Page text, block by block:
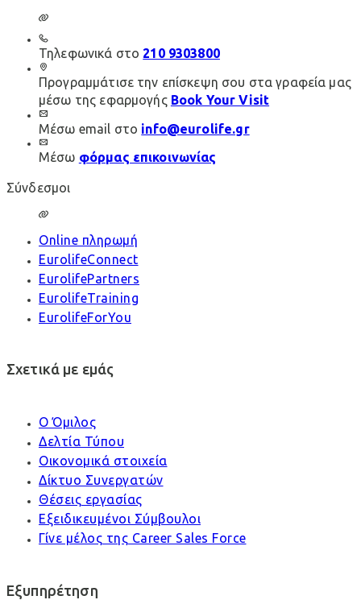
Τηλεφωνικά στο 210 9303800
Προγραμμάτισε την επίσκεψη σου στα γραφεία μας
μέσω της εφαρμογής Book Your Visit
Μέσω email στο info@eurolife.gr
Μέσω φόρμας επικοινωνίας
Σύνδεσμοι
Online πληρωμή
EurolifeConnect
EurolifePartners
EurolifeTraining
EurolifeForYou
Σχετικά με εμάς
Ο Όμιλος
Δελτία Τύπου
Οικονομικά στοιχεία
Δίκτυο Συνεργατών
Θέσεις εργασίας
Εξειδικευμένοι Σύμβουλοι
Γίνε μέλος της Career Sales Force
Εξυπηρέτηση